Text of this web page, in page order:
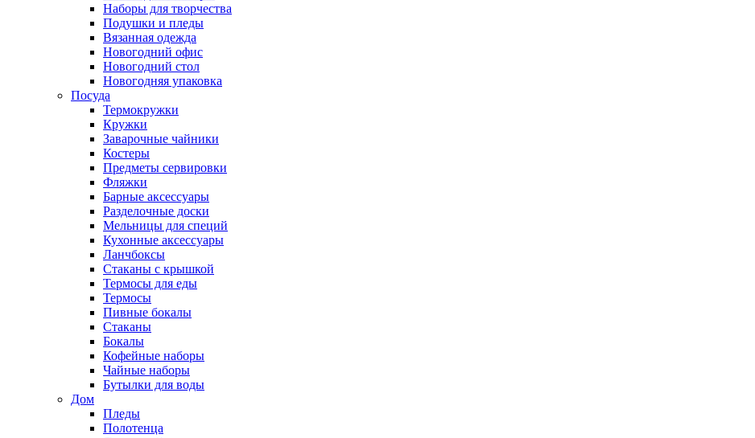
Наборы для творчества
Подушки и пледы
Вязанная одежда
Новогодний офис
Новогодний стол
Новогодняя упаковка
Посуда
Термокружки
Кружки
Заварочные чайники
Костеры
Предметы сервировки
Фляжки
Барные аксессуары
Разделочные доски
Мельницы для специй
Кухонные аксессуары
Ланчбоксы
Стаканы с крышкой
Термосы для еды
Термосы
Пивные бокалы
Стаканы
Бокалы
Кофейные наборы
Чайные наборы
Бутылки для воды
Дом
Пледы
Полотенца